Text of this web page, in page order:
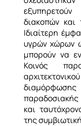
διακοπών και
Ιδιαίτερη
υγρών χώρων
μπορούν να
Κοινός
και
της